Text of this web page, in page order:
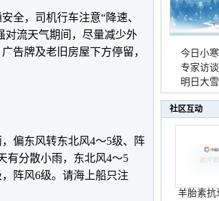
全，司机行车注意“降速、
对流天气期间，尽量减少外
告牌及老旧房屋下方停留，
偏东风转东北风4～5级、阵
有分散小雨，东北风4～5
阵风6级。请海上船只注
今日小
专家访
温低
明日大
天气
社区互动
羊胎素抗